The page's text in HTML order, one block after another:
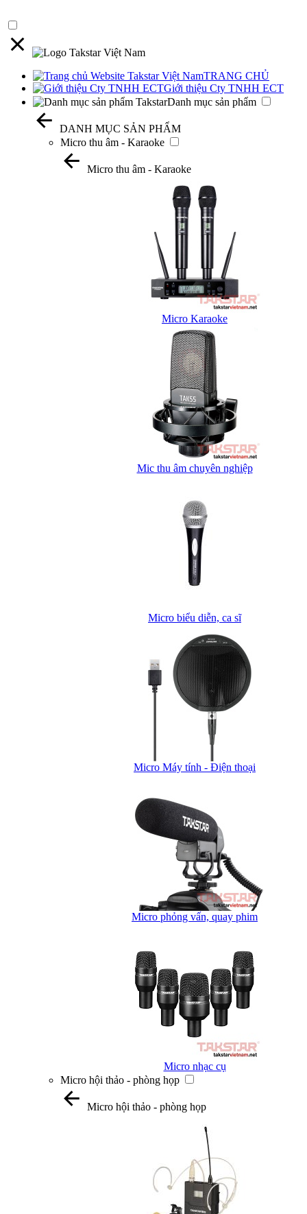
TRANG CHỦ
Giới thiệu Cty TNHH ECT
Danh mục sản phẩm
DANH MỤC SẢN PHẨM
Micro thu âm - Karaoke
Micro thu âm - Karaoke
Micro Karaoke
Mic thu âm chuyên nghiệp
Micro biểu diễn, ca sĩ
Micro Máy tính - Điện thoại
Micro phỏng vấn, quay phim
Micro nhạc cụ
Micro hội thảo - phòng họp
Micro hội thảo - phòng họp